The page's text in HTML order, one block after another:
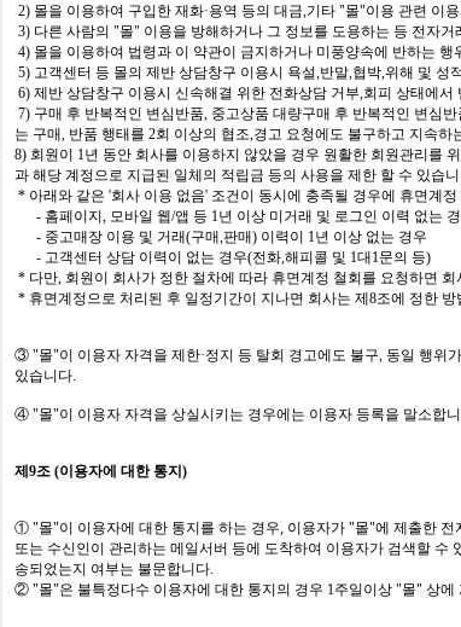
2) 몰을 이용하여 구입한 재화·용역 등의 대금,기타 "몰"이용 관련 이
3) 다른 사람의 "몰" 이용을 방해하거나 그 정보를 도용하는 등 전
4) 몰을 이용하여 법령과 이 약관이 금지하거나 미풍양속에 반하
5) 고객센터 등 몰의 제반 상담창구 이용시 욕설,반말,협박,위해
6) 제반 상담창구 이용시 신속해결 위한 전화상담 거부,회피 상태에
7) 구매 후 반복적인 변심반품, 중고상품 대량구매 후 반복적인 변심
는 구매, 반품 행태를 2회 이상의 협조,경고 요청에도 불구하고 지속하
8) 회원이 1년 동안 회사를 이용하지 않았을 경우 원활한 회원관리를
과 해당 계정으로 지급된 일체의 적립금 등의 사용을 제한 할 수 있습
* 아래와 같은 '회사 이용 없음' 조건이 동시에 충족될 경우에 휴면계
- 홈페이지, 모바일 웹/앱 등 1년 이상 미거래 및 로그인 이력 없는
- 중고매장 이용 및 거래(구매,판매) 이력이 1년 이상 없는 경우
- 고객센터 상담 이력이 없는 경우(전화,해피콜 및 1대1문의 등)
* 다만, 회원이 회사가 정한 절차에 따라 휴면계정 철회를 요청하면
* 휴면계정으로 처리된 후 일정기간이 지나면 회사는 제8조에 정한
③ "몰"이 이용자 자격을 제한·정지 등 탈회 경고에도 불구, 동일 행위
있습니다.
④ "몰"이 이용자 자격을 상실시키는 경우에는 이용자 등록을 말소합
제9조 (이용자에 대한 통지)
① "몰"이 이용자에 대한 통지를 하는 경우, 이용자가 "몰"에 제출한
또는 수신인이 관리하는 메일서버 등에 도착하여 이용자가 검색할
송되었는지 여부는 불문합니다.
② "몰"은 불특정다수 이용자에 대한 통지의 경우 1주일이상 "몰" 상에